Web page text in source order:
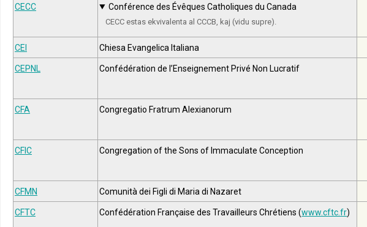
CECC Conférence des Évêques Catholiques du Canada
CECC estas ekvivalenta al CCCB, kaj (vidu supre).
CEI Chiesa Evangelica Italiana
CEPNL Confédération de l’Enseignement Privé Non Lucratif
CFA Congregatio Fratrum Alexianorum
CFIC Congregation of the Sons of Immaculate Conception
CFMN Comunità dei Figli di Maria di Nazaret
CFTC Confédération Française des Travailleurs Chrétiens (www.cftc.fr)